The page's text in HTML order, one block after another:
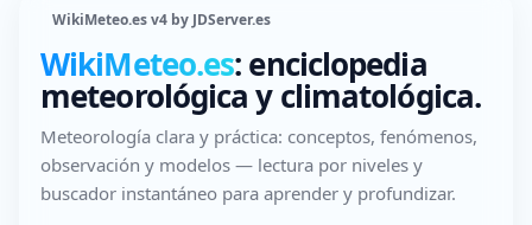
WikiMeteo.es v4 by JDServer.es
WikiMeteo.es: enciclopedia
meteorológica y climatológica.
Meteorología clara y práctica: conceptos, fenómenos,
observación y modelos — lectura por niveles y
buscador instantáneo para aprender y profundizar.